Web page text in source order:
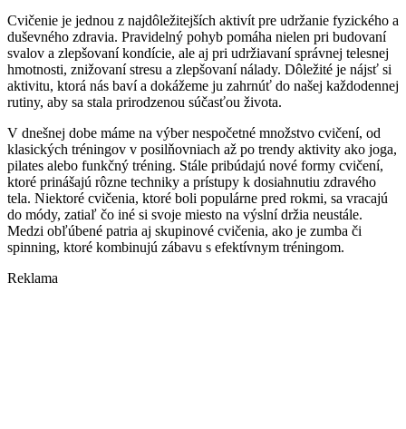
Cvičenie je jednou z najdôležitejších aktivít pre udržanie fyzického a
duševného zdravia. Pravidelný pohyb pomáha nielen pri budovaní
svalov a zlepšovaní kondície, ale aj pri udržiavaní správnej telesnej
hmotnosti, znižovaní stresu a zlepšovaní nálady. Dôležité je nájsť si
aktivitu, ktorá nás baví a dokážeme ju zahrnúť do našej každodennej
rutiny, aby sa stala prirodzenou súčasťou života.
V dnešnej dobe máme na výber nespočetné množstvo cvičení, od
klasických tréningov v posilňovniach až po trendy aktivity ako joga,
pilates alebo funkčný tréning. Stále pribúdajú nové formy cvičení,
ktoré prinášajú rôzne techniky a prístupy k dosiahnutiu zdravého
tela. Niektoré cvičenia, ktoré boli populárne pred rokmi, sa vracajú
do módy, zatiaľ čo iné si svoje miesto na výslní držia neustále.
Medzi obľúbené patria aj skupinové cvičenia, ako je zumba či
spinning, ktoré kombinujú zábavu s efektívnym tréningom.
Reklama